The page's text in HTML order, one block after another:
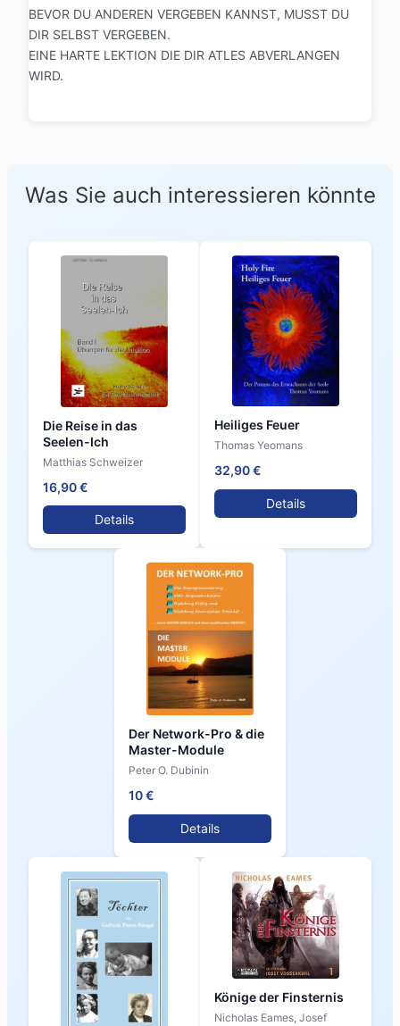
BEVOR DU ANDEREN VERGEBEN KANNST, MUSST DU
DIR SELBST VERGEBEN.
EINE HARTE LEKTION DIE DIR ATLES ABVERLANGEN
WIRD.
Was Sie auch interessieren könnte
Die Reise in das
Seelen-Ich
Matthias Schweizer
16,90 €
Details
Heiliges Feuer
Thomas Yeomans
32,90 €
Details
Der Network-Pro & die
Master-Module
Peter O. Dubinin
10 €
Details
Könige der Finsternis
Nicholas Eames, Josef